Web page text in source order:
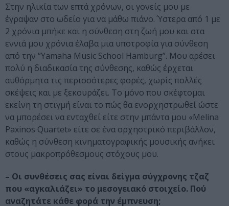
Στην ηλικία των επτά χρόνων, οι γονείς μου με
έγραψαν στο ωδείο για να μάθω πιάνο. Ύστερα από 1 με
2 χρόνια μπήκε και η σύνθεση στη ζωή μου και στα
εννιά μου χρόνια έλαβα μια υποτροφία για σύνθεση
από την “Yamaha Music School Hamburg”. Μου αρέσει
πολύ η διαδικασία της σύνθεσης, καθώς έρχεται
αυθόρμητα τις περισσότερες φορές, χωρίς πολλές
σκέψεις και με ξεκουράζει. Το μόνο που σκέφτομαι
εκείνη τη στιγμή είναι το πώς θα ενορχηστρωθεί ώστε
να μπορέσει να ενταχθεί είτε στην μπάντα μου «Melina
Paxinos Quartet» είτε σε ένα ορχηστρικό περιβάλλον,
καθώς η σύνθεση κινηματογραφικής μουσικής ανήκει
στους μακροπρόθεσμους στόχους μου.
– Οι συνθέσεις σας είναι δείγμα σύγχρονης τζαζ
που «αγκαλιάζει» το μεσογειακό στοιχείο. Πού
αναζητάτε κάθε φορά την έμπνευση;